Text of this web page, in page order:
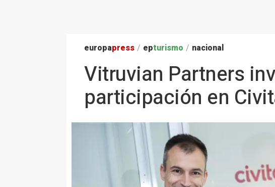
europapress / epturismo / nacional
Vitruvian Partners
participación en